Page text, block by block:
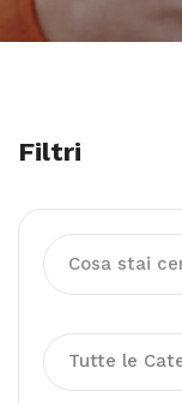
Filtri
Tutte le